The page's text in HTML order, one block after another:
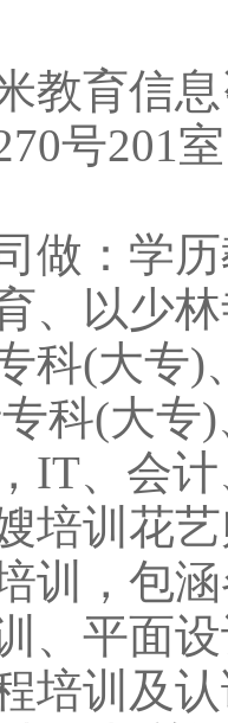
教育信
号201
做：学
、以少
科(大专)
科(大专
IT、会
培训花
训，包
、平面
培训及